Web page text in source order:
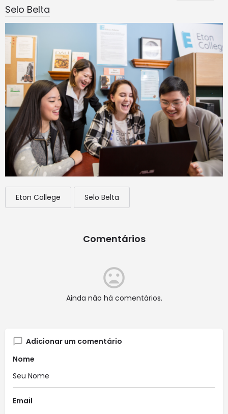
Selo Belta
Eton College Selo Belta
Comentários
Ainda não há comentários.
Adicionar um comentário
Nome
Email